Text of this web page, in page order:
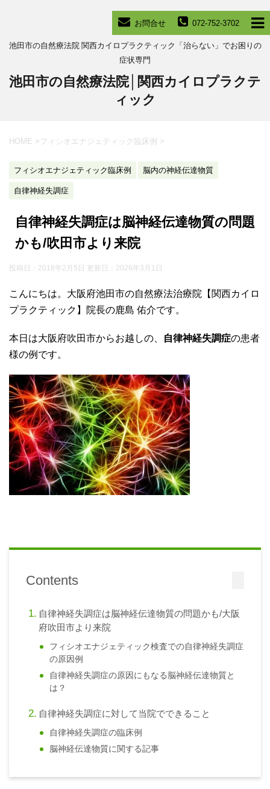
072-752-3702
お問合せ
池田市の自然療法院 関西カイロプラクティック「治らない」でお困りの
症状専門
池田市の自然療法院│関西カイロプラクテ
ィック
HOME > フィシオエナジェティック臨床例 >
フィシオエナジェティック臨床例 脳内の神経伝達物質
自律神経失調症
自律神経失調症は脳神経伝達物質の問題
かも/吹田市より来院
投稿日：2018年2月5日 更新日： 2026年3月1日
こんにちは。大阪府池田市の自然療法治療院【関西カイロ
プラクティック】院長の鹿島 佑介です。
本日は大阪府吹田市からお越しの、 自律神経失調症の患者
様の例です。
Contents
自律神経失調症は脳神経伝達物質の問題かも/大阪
府吹田市より来院
フィシオエナジェティック検査での自律神経失調症
の原因例
自律神経失調症の原因にもなる脳神経伝達物質と
は？
自律神経失調症に対して当院でできること
自律神経失調症の臨床例
脳神経伝達物質に関する記事